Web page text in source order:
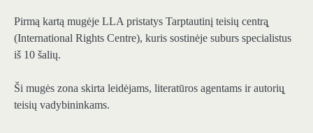
Pirmą kartą mugėje LLA pristatys Tarptautinį teisių centrą̨
(International Rights Centre), kuris sostinėje suburs specialistus
iš 10 šalių.
Ši mugės zona skirta leidėjams, literatūros agentams ir autorių̨
teisių vadybininkams.